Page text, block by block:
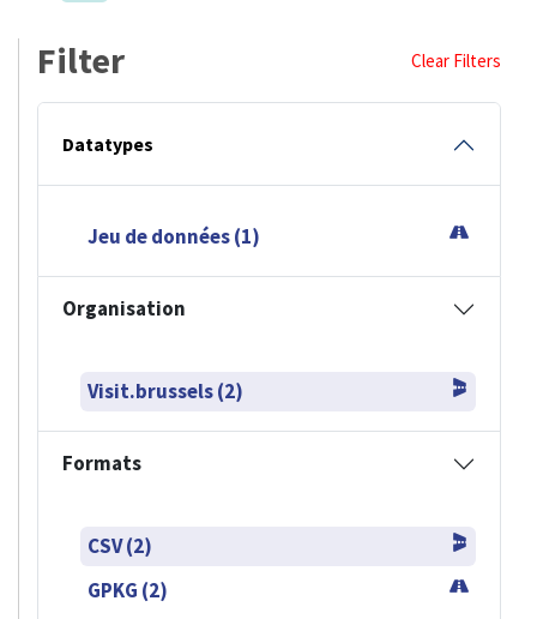
Filter Clear Filters
Datatypes
Jeu de données (1)
Organisation
Visit.brussels (2)
Formats
CSV (2)
GPKG (2)